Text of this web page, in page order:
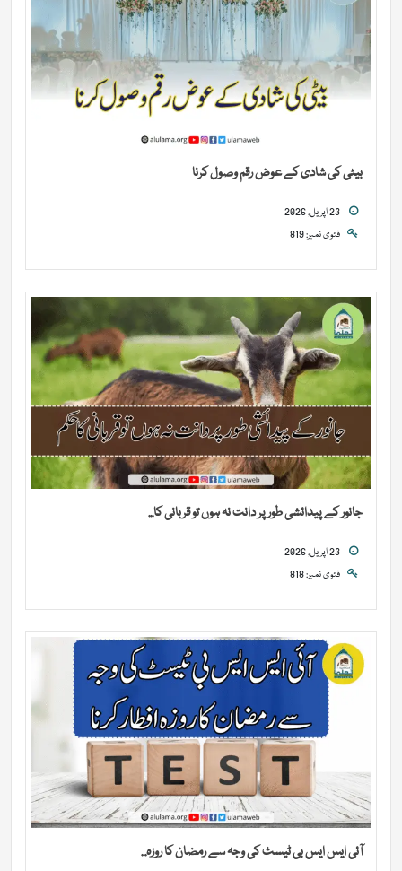
بیٹی کی شادی کے عوض رقم وصول کرنا
فتوی نمبر: 819
جانور کے پیدائشی طور پر دانت نہ ہوں تو قربانی کا...
فتوی نمبر: 818
آئی ایس ایس بی ٹیسٹ کی وجہ سے رمضان کا روزہ...